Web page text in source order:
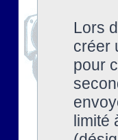
Lors
créer
pour
limité